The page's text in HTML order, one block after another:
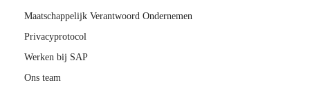
Maatschappelijk Verantwoord Ondernemen
Privacyprotocol
Werken bij SAP
Ons team